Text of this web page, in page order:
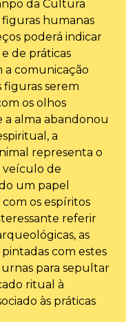
da Cultura
figuras humanas
poderá indicar
de práticas
a comunicação
figuras serem
os olhos
a alma abandonou
a
representa o
veículo de
um papel
os espíritos
referir
as
com estes
para sepultar
ritual à
às práticas